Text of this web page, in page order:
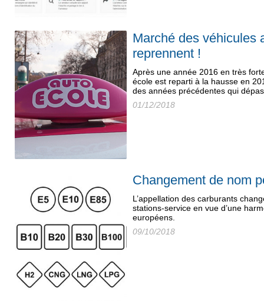
Marché des véhicules
reprennent !
Après une année 2016 en très
école est reparti à la hausse en
des années précédentes qui
01/12/2018
Changement de nom
L’appellation des carburants
stations-service en vue d’une
européens.
09/10/2018